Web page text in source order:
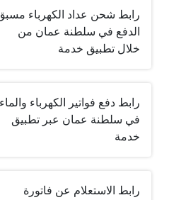
رابط شحن عداد الكهرباء
الدفع في سلطنة عمان من
خلال تطبيق خدمة
رابط دفع فواتير الكهرباء والماء
في سلطنة عمان عبر تطبيق
خدمة
رابط الاستعلام عن فاتورة